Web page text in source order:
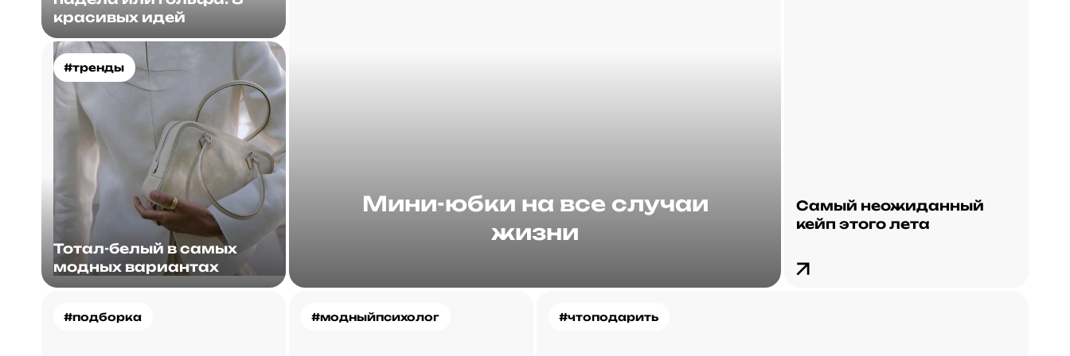
красивых идей
Мини-юбки на все случаи
жизни
Самый неожиданный
кейп этого лета
#тренды
Тотал-белый в самых
модных вариантах
#подборка #модныйпсихолог #чтоподарить